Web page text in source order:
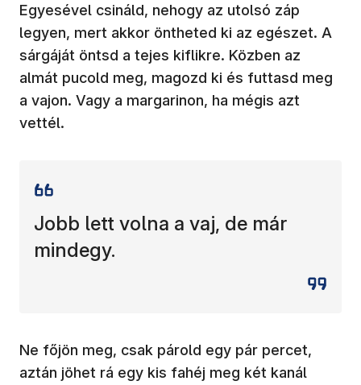
Egyesével csináld, nehogy az utolsó záp
legyen, mert akkor öntheted ki az egészet. A
sárgáját öntsd a tejes kiflikre. Közben az
almát pucold meg, magozd ki és futtasd meg
a vajon. Vagy a margarinon, ha mégis azt
vettél.
Jobb lett volna a vaj, de már
mindegy.
Ne főjön meg, csak párold egy pár percet,
aztán jöhet rá egy kis fahéj meg két kanál